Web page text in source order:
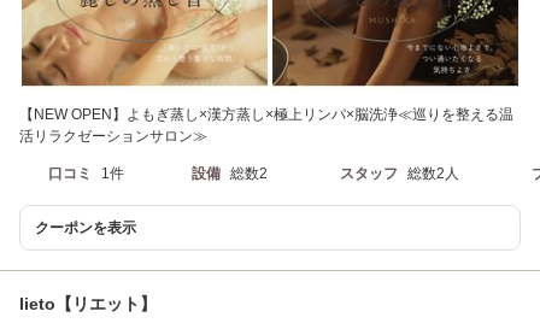
【NEW OPEN】よもぎ蒸し×漢方蒸し×極上リンパ×脳洗浄≪巡りを整える温
活リラクゼーションサロン≫
口コミ 1件 設備 総数2 スタッフ 総数2人
クーポンを表示
lieto【リエット】